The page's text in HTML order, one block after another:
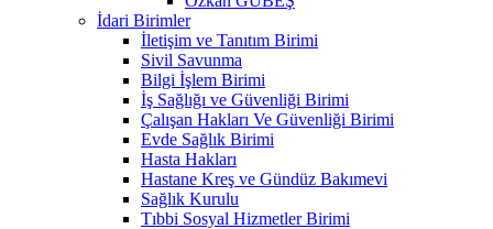
İdari Birimler
İletişim ve Tanıtım Birimi
Sivil Savunma
Bilgi İşlem Birimi
İş Sağlığı ve Güvenliği Birimi
Çalışan Hakları Ve Güvenliği Birimi
Evde Sağlık Birimi
Hasta Hakları
Hastane Kreş ve Gündüz Bakımevi
Sağlık Kurulu
Tıbbi Sosyal Hizmetler Birimi